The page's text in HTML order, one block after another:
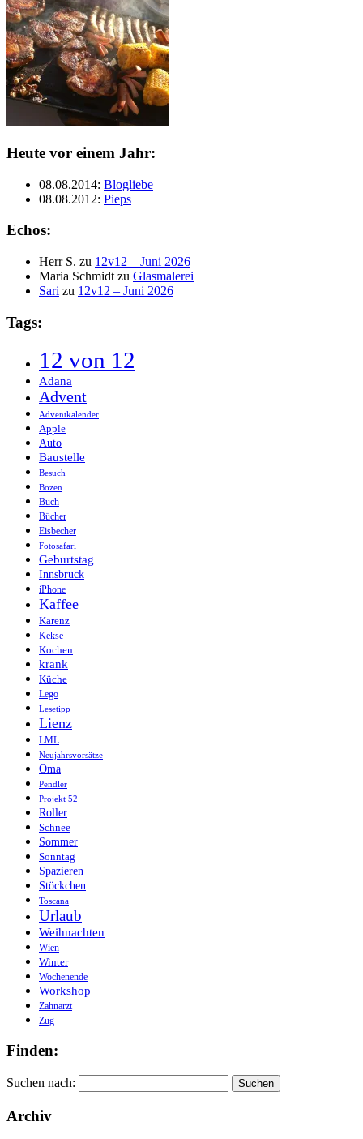
Heute vor einem Jahr:
08.08.2014: Blogliebe
08.08.2012: Pieps
Echos:
Herr S. zu 12v12 – Juni 2026
Maria Schmidt zu Glasmalerei
Sari zu 12v12 – Juni 2026
Tags:
12 von 12
Adana
Advent
Adventkalender
Apple
Auto
Baustelle
Besuch
Bozen
Buch
Bücher
Eisbecher
Fotosafari
Geburtstag
Innsbruck
iPhone
Kaffee
Karenz
Kekse
Kochen
krank
Küche
Lego
Lesetipp
Lienz
LML
Neujahrsvorsätze
Oma
Pendler
Projekt 52
Roller
Schnee
Sommer
Sonntag
Spazieren
Stöckchen
Toscana
Urlaub
Weihnachten
Wien
Winter
Wochenende
Workshop
Zahnarzt
Zug
Finden:
Suchen nach:
Archiv